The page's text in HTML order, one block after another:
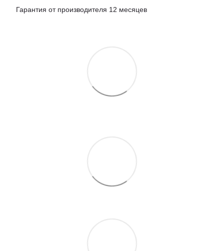
Гарантия от производителя 12 месяцев